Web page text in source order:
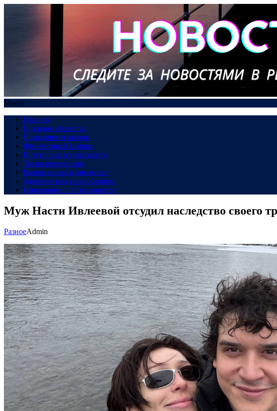
Меню
Главная
В сердце общества
Созидание и рынок
Финансовый компас
В пути: все о транспорте
Техно-революция
Рынок жилья в динамике
Здоровье под микроскопом
Инновации и возможности
Муж Насти Ивлеевой отсудил наследство своего
РазноеAdmin